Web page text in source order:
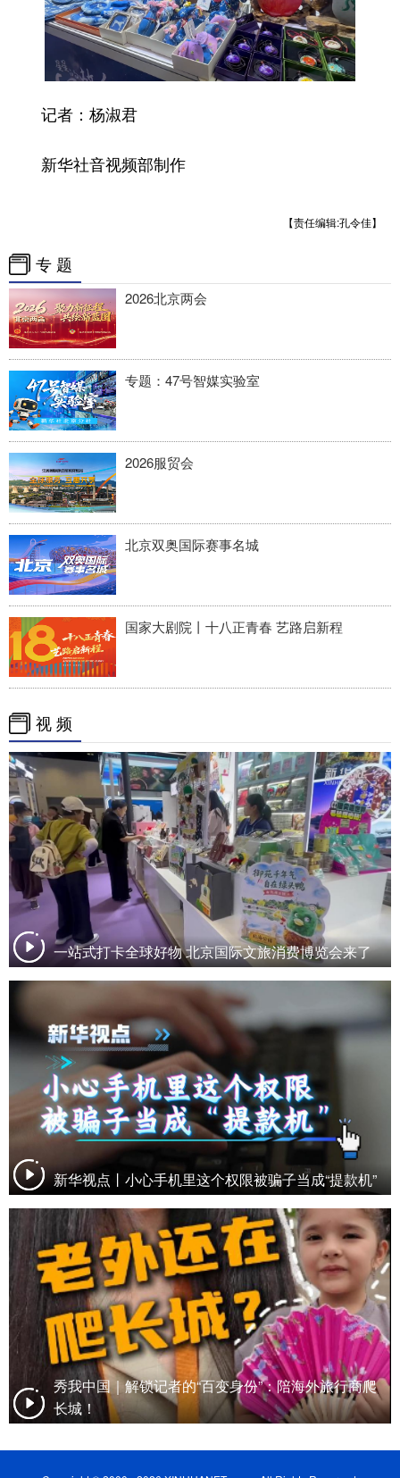
记者：杨淑君
新华社音视频部制作
【责任编辑:孔令佳】
专 题
2026北京两会
专题：47号智媒实验室
2026服贸会
北京双奥国际赛事名城
国家大剧院丨十八正青春 艺路启新程
视 频
一站式打卡全球好物 北京国际文旅消费博览会来了
新华视点丨小心手机里这个权限被骗子当成“提款机”
秀我中国｜解锁记者的“百变身份”：陪海外旅行商爬
长城！